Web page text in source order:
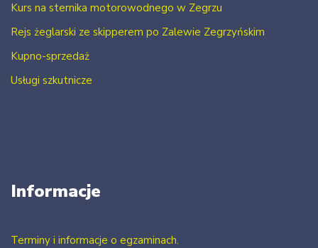
Kurs na sternika motorowodnego w Zegrzu
Rejs żeglarski ze skipperem po Zalewie Zegrzyńskim
Kupno-sprzedaż
Usługi szkutnicze
Informacje
Terminy i informacje o egzaminach.